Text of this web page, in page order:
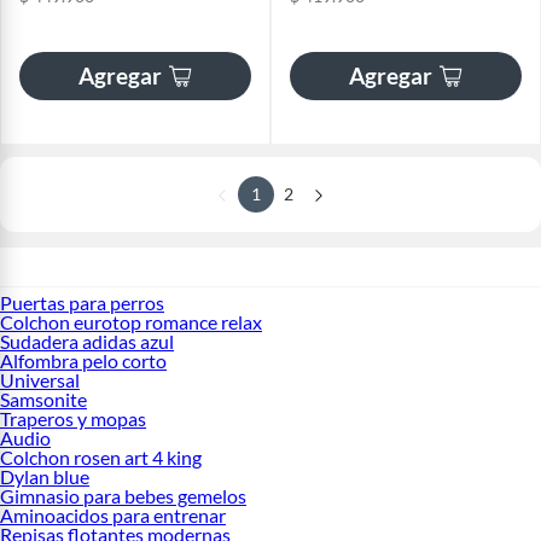
Agregar Agregar
1 2
Puertas para perros
Colchon eurotop romance relax
Sudadera adidas azul
Alfombra pelo corto
Universal
Samsonite
Traperos y mopas
Audio
Colchon rosen art 4 king
Dylan blue
Gimnasio para bebes gemelos
Aminoacidos para entrenar
Repisas flotantes modernas